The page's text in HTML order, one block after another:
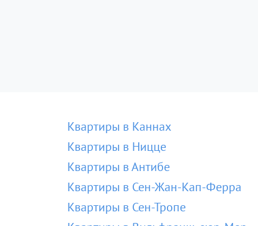
Квартиры в Каннах
Квартиры в Ницце
Квартиры в Антибе
Квартиры в Сен-Жан-Кап-Ферра
Квартиры в Сен-Тропе